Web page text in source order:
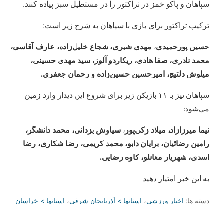
سپاهان و پاکو خمز در تراکتور را در مستطیل سبز پیاده کنند.
ترکیب تراکتور برای بازی با سپاهان به شرح زیر است:
حسین پورحمیدی، مهدی شیری، شجاع خلیل‌زاده، عارف آقاسی،
محمد نادری، صفا هادی، ریکاردو آلوز، سید مهدی حسینی،
میلوش دلتیچ، امیرحسین حسین‌زاده و رحمان جعفری.
سپاهان نیز با ۱۱ بازیکن زیر برای شروع این دیدار وارد زمین
می‌شود:
نیما میرزازاد، میلاد زکی‌پور، سیاوش یزدانی، محمد دانشگر،
رامین رضائیان، برایان دابو، محمد کریمی، رضا شکاری، رضا
اسدی، شهریار مغانلو، کاوه رضایی.
به این خبر امتیاز دهید
دسته ها: اخبار ورزشی، استانها > آذربایجان شرقی، استانها > خراسان